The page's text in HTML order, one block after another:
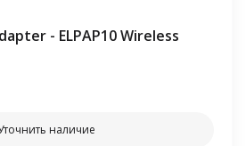
- ELPAP10 Wireless
наличие